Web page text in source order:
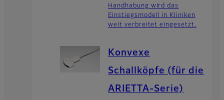
Handhabung wird das
Einstiegsmodell in Kliniken
weit verbreitet eingesetzt.
Konvexe
Schallköpfe (für die
ARIETTA-Serie)